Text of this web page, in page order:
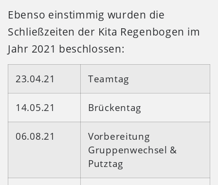
Ebenso einstimmig wurden die
Schließzeiten der Kita Regenbogen im
Jahr 2021 beschlossen:
23.04.21 Teamtag
14.05.21 Brückentag
06.08.21
Vorbereitung
Gruppenwechsel &
Putztag